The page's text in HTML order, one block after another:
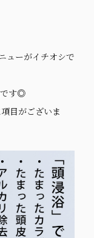
ューがイチオシで
です◎
目がございま